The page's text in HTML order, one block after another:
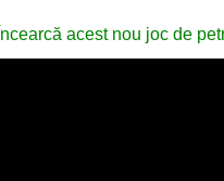
Încearcă acest nou joc de